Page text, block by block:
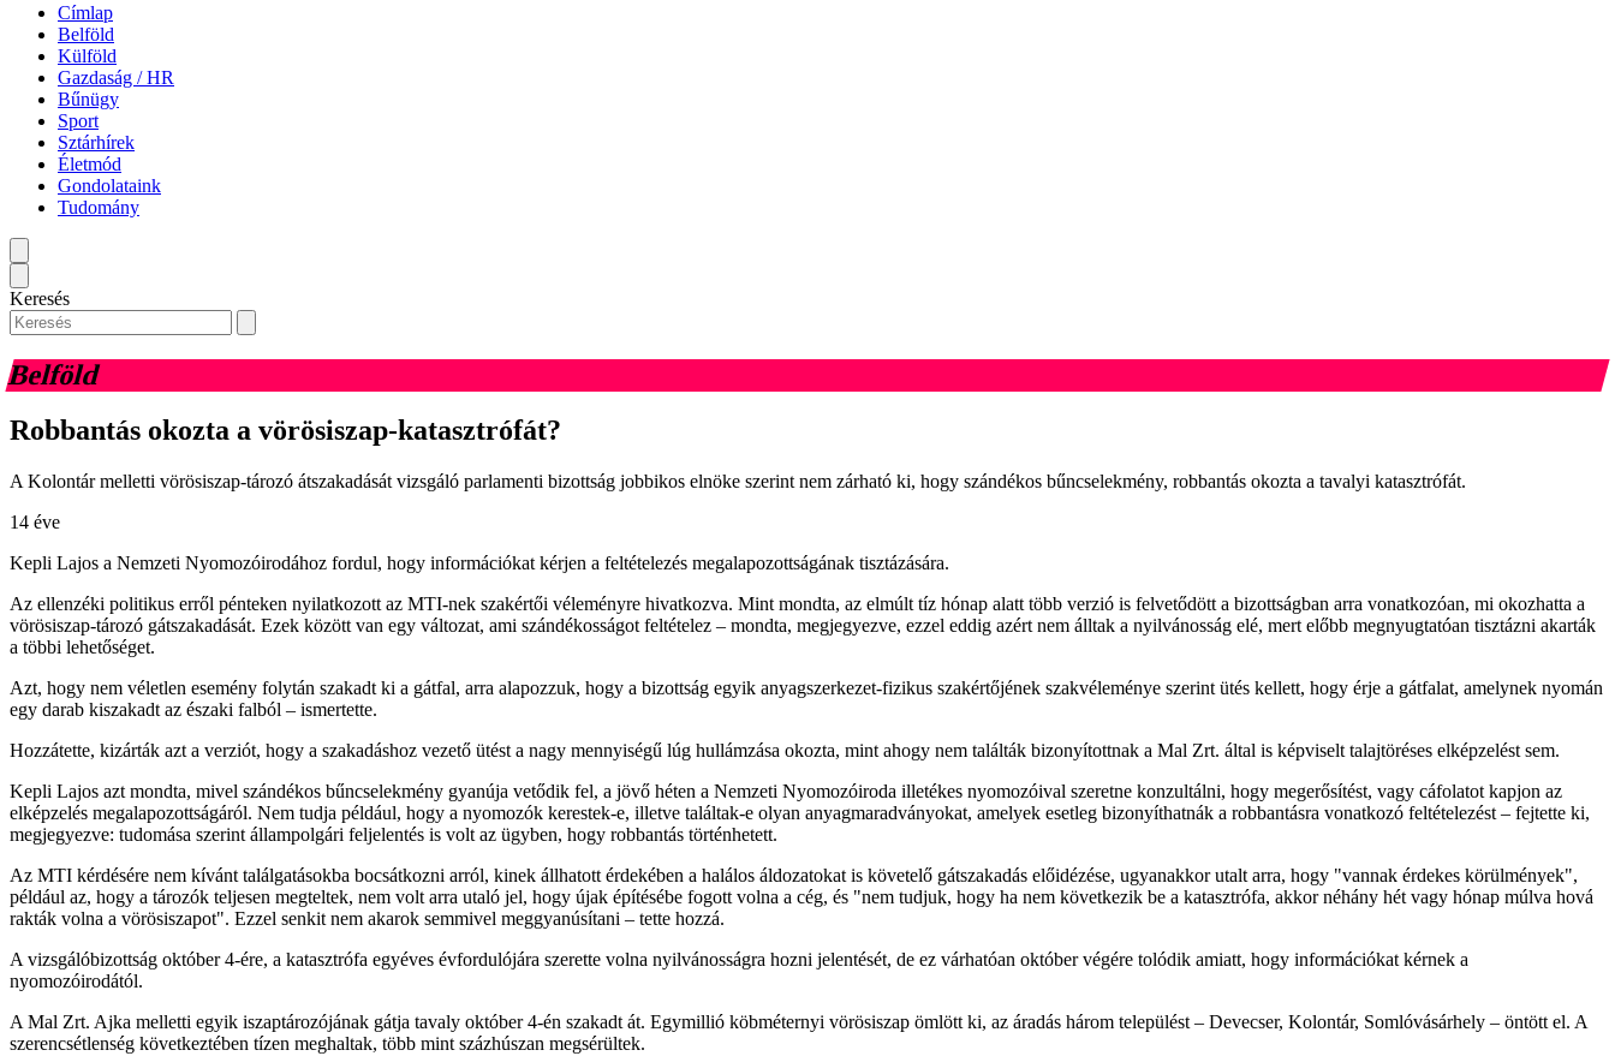
Címlap
Belföld
Külföld
Gazdaság / HR
Bűnügy
Sport
Sztárhírek
Életmód
Gondolataink
Tudomány
Keresés
Belföld
Robbantás okozta a vörösiszap-katasztrófát?
A Kolontár melletti vörösiszap-tározó átszakadását vizsgáló parlamenti bizottság jobbikos elnöke szerint nem zárható ki, hogy szándékos bűncselekmény, robbantás okozta a tavalyi katasztrófát.
14 éve
Kepli Lajos a Nemzeti Nyomozóirodához fordul, hogy információkat kérjen a feltételezés megalapozottságának tisztázására.
Az ellenzéki politikus erről pénteken nyilatkozott az MTI-nek szakértői véleményre hivatkozva. Mint mondta, az elmúlt tíz hónap alatt több verzió is felvetődött a bizottságban arra vonatkozóan, mi okozhatta a
vörösiszap-tározó gátszakadását. Ezek között van egy változat, ami szándékosságot feltételez – mondta, megjegyezve, ezzel eddig azért nem álltak a nyilvánosság elé, mert előbb megnyugtatóan tisztázni akarták
a többi lehetőséget.
Azt, hogy nem véletlen esemény folytán szakadt ki a gátfal, arra alapozzuk, hogy a bizottság egyik anyagszerkezet-fizikus szakértőjének szakvéleménye szerint ütés kellett, hogy érje a gátfalat, amelynek nyomán
egy darab kiszakadt az északi falból – ismertette.
Hozzátette, kizárták azt a verziót, hogy a szakadáshoz vezető ütést a nagy mennyiségű lúg hullámzása okozta, mint ahogy nem találták bizonyítottnak a Mal Zrt. által is képviselt talajtöréses elképzelést sem.
Kepli Lajos azt mondta, mivel szándékos bűncselekmény gyanúja vetődik fel, a jövő héten a Nemzeti Nyomozóiroda illetékes nyomozóival szeretne konzultálni, hogy megerősítést, vagy cáfolatot kapjon az
elképzelés megalapozottságáról. Nem tudja például, hogy a nyomozók kerestek-e, illetve találtak-e olyan anyagmaradványokat, amelyek esetleg bizonyíthatnák a robbantásra vonatkozó feltételezést – fejtette ki,
megjegyezve: tudomása szerint állampolgári feljelentés is volt az ügyben, hogy robbantás történhetett.
Az MTI kérdésére nem kívánt találgatásokba bocsátkozni arról, kinek állhatott érdekében a halálos áldozatokat is követelő gátszakadás előidézése, ugyanakkor utalt arra, hogy "vannak érdekes körülmények",
például az, hogy a tározók teljesen megteltek, nem volt arra utaló jel, hogy újak építésébe fogott volna a cég, és "nem tudjuk, hogy ha nem következik be a katasztrófa, akkor néhány hét vagy hónap múlva hová
rakták volna a vörösiszapot". Ezzel senkit nem akarok semmivel meggyanúsítani – tette hozzá.
A vizsgálóbizottság október 4-ére, a katasztrófa egyéves évfordulójára szerette volna nyilvánosságra hozni jelentését, de ez várhatóan október végére tolódik amiatt, hogy információkat kérnek a
nyomozóirodától.
A Mal Zrt. Ajka melletti egyik iszaptározójának gátja tavaly október 4-én szakadt át. Egymillió köbméternyi vörösiszap ömlött ki, az áradás három települést – Devecser, Kolontár, Somlóvásárhely – öntött el. A
szerencsétlenség következtében tízen meghaltak, több mint százhúszan megsérültek.